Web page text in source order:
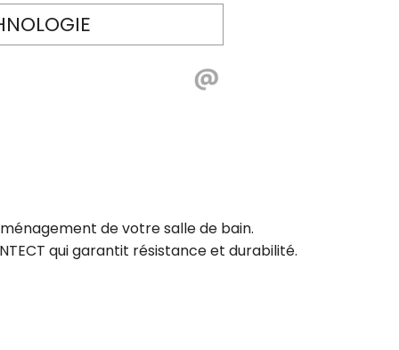
de votre salle de bain.
qui garantit résistance et durabilité.